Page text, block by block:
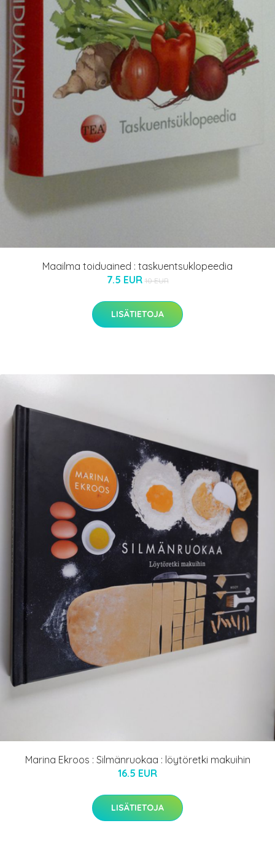
Maailma toiduained : taskuentsuklopeedia
7.5 EUR 10 EUR
LISÄTIETOJA
Marina Ekroos : Silmänruokaa : löytöretki makuihin
16.5 EUR
LISÄTIETOJA